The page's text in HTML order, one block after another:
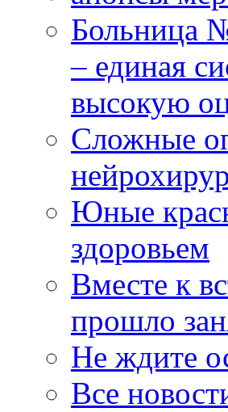
Больница
– единая
высокую
Сложные
Юные
здоровьем
Вместе к
прошло
Не ждите
Все